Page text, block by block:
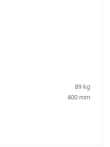
89 kg
400 mm